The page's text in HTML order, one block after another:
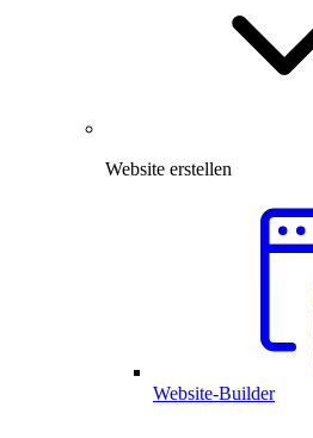
Website erstellen
Website-Builder